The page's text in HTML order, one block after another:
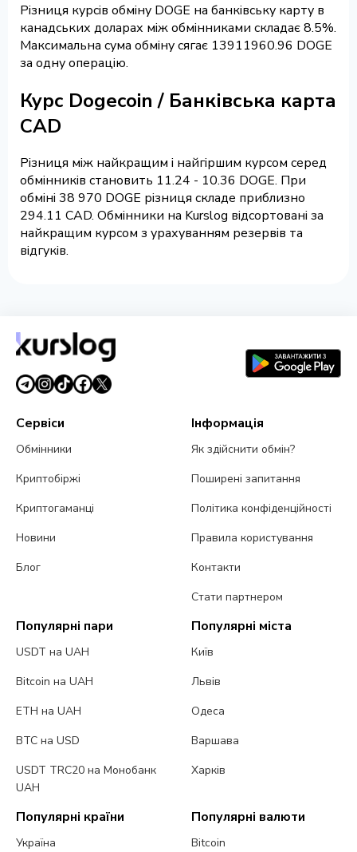
Різниця курсів обміну DOGE на банківську карту в
канадських доларах між обмінниками складає 8.5%.
Максимальна сума обміну сягає 13911960.96 DOGE
за одну операцію.
Курс Dogecoin / Банківська карта
CAD
Різниця між найкращим і найгіршим курсом серед
обмінників становить 11.24 - 10.36 DOGE. При
обміні 38 970 DOGE різниця складе приблизно
294.11 CAD. Обмінники на Kurslog відсортовані за
найкращим курсом з урахуванням резервів та
відгуків.
Сервіси
Обмінники
Криптобіржі
Криптогаманці
Новини
Блог
Інформація
Як здійснити обмін?
Поширені запитання
Політика конфіденційності
Правила користування
Контакти
Стати партнером
Популярні пари
USDT на UAH
Bitcoin на UAH
ETH на UAH
BTC на USD
USDT TRC20 на Монобанк
UAH
Популярні міста
Київ
Львів
Одеса
Варшава
Харків
Популярні країни
Україна
Популярні валюти
Bitcoin